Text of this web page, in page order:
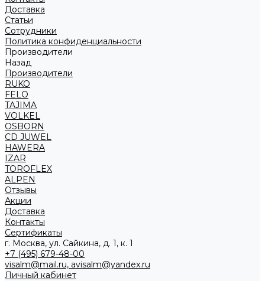
Доставка
Статьи
Сотрудники
Политика конфиденциальности
Производители
Назад
Производители
RUKO
FELO
TAJIMA
VOLKEL
OSBORN
CD JUWEL
HAWERA
IZAR
TOROFLEX
ALPEN
Отзывы
Акции
Доставка
Контакты
Сертификаты
г. Москва, ул. Сайкина, д. 1, к. 1
+7 (495) 679-48-00
visalm@mail.ru, avisalm@yandex.ru
Личный кабинет